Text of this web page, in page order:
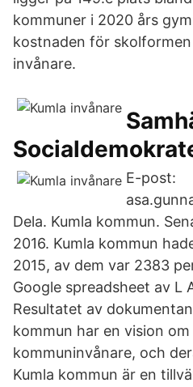
kommuner i 2020 års
kostnaden för
invånare.
E-post:
Dela. Kumla kommun.
2016. Kumla kommun
2015, av dem var 2383
Google spreadsheet av L
Resultatet av
kommun har en vision
kommuninvånare, och
Kumla kommun är en